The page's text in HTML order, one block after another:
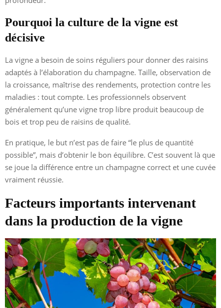
Pourquoi la culture de la vigne est
décisive
La vigne a besoin de soins réguliers pour donner des raisins
adaptés à l’élaboration du champagne. Taille, observation de
la croissance, maîtrise des rendements, protection contre les
maladies : tout compte. Les professionnels observent
généralement qu’une vigne trop libre produit beaucoup de
bois et trop peu de raisins de qualité.
En pratique, le but n’est pas de faire “le plus de quantité
possible”, mais d’obtenir le bon équilibre. C’est souvent là que
se joue la différence entre un champagne correct et une cuvée
vraiment réussie.
Facteurs importants intervenant
dans la production de la vigne